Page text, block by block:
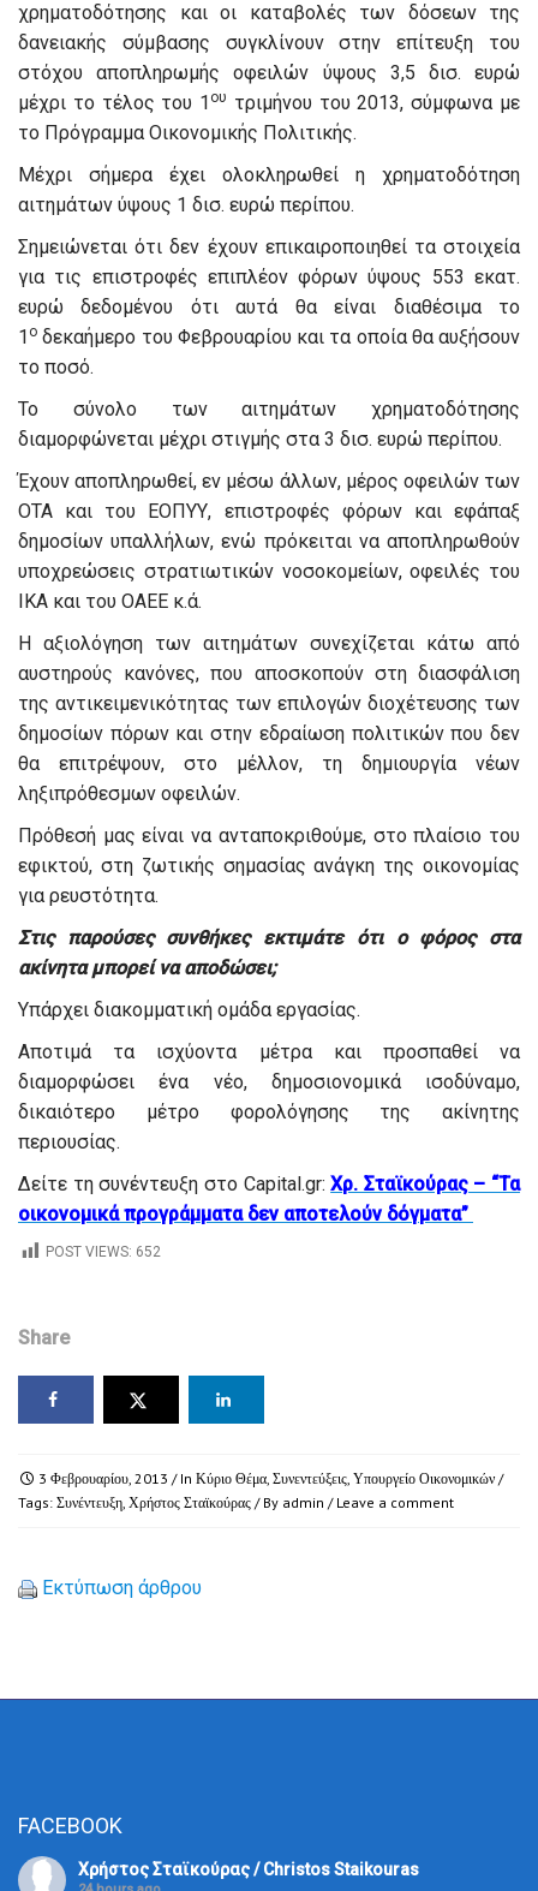
χρηματοδότησης και οι καταβολές των δόσεων της
δανειακής σύμβασης συγκλίνουν στην επίτευξη του
στόχου αποπληρωμής οφειλών ύψους 3,5 δισ. ευρώ
μέχρι το τέλος του 1 ου τριμήνου του 2013, σύμφωνα με
το Πρόγραμμα Οικονομικής Πολιτικής.
Μέχρι σήμερα έχει ολοκληρωθεί η χρηματοδότηση
αιτημάτων ύψους 1 δισ. ευρώ περίπου.
Σημειώνεται ότι δεν έχουν επικαιροποιηθεί τα στοιχεία
για τις επιστροφές επιπλέον φόρων ύψους 553 εκατ.
ευρώ δεδομένου ότι αυτά θα είναι διαθέσιμα το
1 ο δεκαήμερο του Φεβρουαρίου και τα οποία θα αυξήσουν
το ποσό.
Το σύνολο των αιτημάτων χρηματοδότησης
διαμορφώνεται μέχρι στιγμής στα 3 δισ. ευρώ περίπου.
Έχουν αποπληρωθεί, εν μέσω άλλων, μέρος οφειλών των
ΟΤΑ και του ΕΟΠΥΥ, επιστροφές φόρων και εφάπαξ
δημοσίων υπαλλήλων, ενώ πρόκειται να αποπληρωθούν
υποχρεώσεις στρατιωτικών νοσοκομείων, οφειλές του
ΙΚΑ και του ΟΑΕΕ κ.ά.
Η αξιολόγηση των αιτημάτων συνεχίζεται κάτω από
αυστηρούς κανόνες, που αποσκοπούν στη διασφάλιση
της αντικειμενικότητας των επιλογών διοχέτευσης των
δημοσίων πόρων και στην εδραίωση πολιτικών που δεν
θα επιτρέψουν, στο μέλλον, τη δημιουργία νέων
ληξιπρόθεσμων οφειλών.
Πρόθεσή μας είναι να ανταποκριθούμε, στο πλαίσιο του
εφικτού, στη ζωτικής σημασίας ανάγκη της οικονομίας
για ρευστότητα.
Στις παρούσες συνθήκες εκτιμάτε ότι ο φόρος στα
ακίνητα μπορεί να αποδώσει;
Υπάρχει διακομματική ομάδα εργασίας.
Αποτιμά τα ισχύοντα μέτρα και προσπαθεί να
διαμορφώσει ένα νέο, δημοσιονομικά ισοδύναμο,
δικαιότερο μέτρο φορολόγησης της ακίνητης
περιουσίας.
Δείτε τη συνέντευξη στο Capital.gr:Χρ. Σταϊκούρας – “Τα
οικονομικά προγράμματα δεν αποτελούν δόγματα”
POST VIEWS: 652
Share
3 Φεβρουαρίου, 2013 / In Κύριο Θέμα, Συνεντεύξεις, Υπουργείο Οικονομικών /
Tags: Συνέντευξη, Χρήστος Σταϊκούρας / By admin / Leave a comment
Εκτύπωση άρθρου
FACEBOOK
Χρήστος Σταϊκούρας / Christos Staikouras